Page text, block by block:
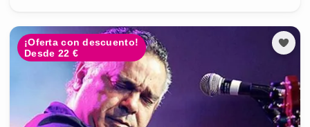
¡Oferta con descuento!
Desde 22 €